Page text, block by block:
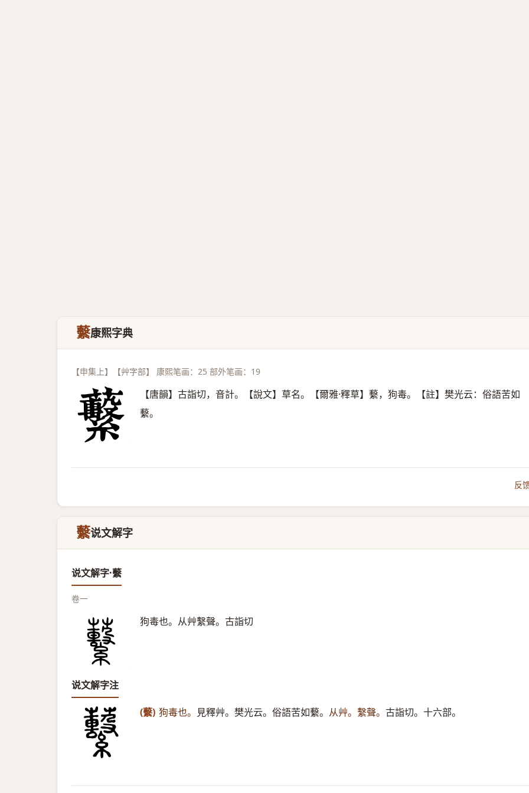
蘻康熙字典
【申集上】【艸字部】 康熙笔画：25 部外笔画：19
【唐韻】古詣切，音計。【說文】草名。【爾雅·釋草】蘻，狗毒。【註】樊光云：俗語苦如
蘻。
反
蘻说文解字
说文解字·蘻
卷一
狗毒也。从艸繫聲。古詣切
说文解字注
(蘻) 狗毒也。 見釋艸。樊光云。俗語苦如蘻。 从艸。繫聲。 古詣切。十六部。